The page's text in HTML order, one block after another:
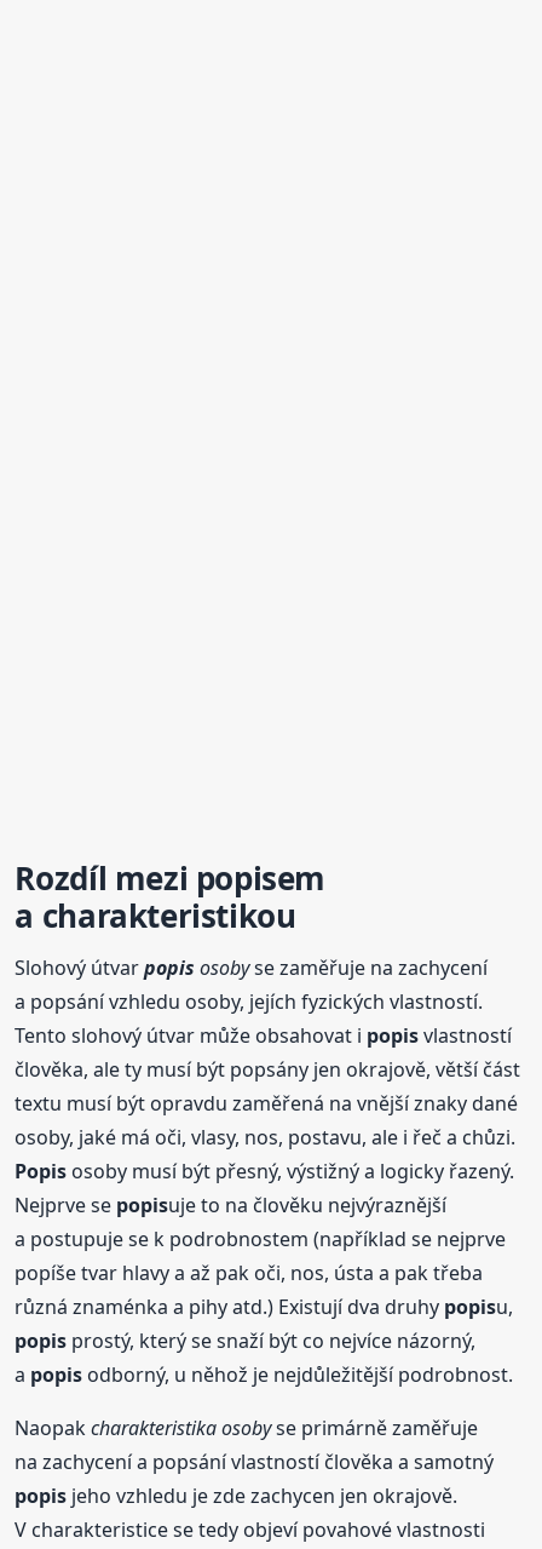
Rozdíl mezi popisem
a charakteristikou
Slohový útvarpopis osobyse zaměřuje na zachycení
a popsání vzhledu osoby, jejích fyzických vlastností.
Tento slohový útvar může obsahovat i popisvlastností
člověka, ale ty musí být popsány jen okrajově, větší část
textu musí být opravdu zaměřená na vnější znaky dané
osoby, jaké má oči, vlasy, nos, postavu, ale i řeč a chůzi.
Popis osoby musí být přesný, výstižný a logicky řazený.
Nejprve se popisuje to na člověku nejvýraznější
a postupuje se k podrobnostem (například se nejprve
popíše tvar hlavy a až pak oči, nos, ústa a pak třeba
různá znaménka a pihy atd.) Existují dva druhy popisu,
popis prostý, který se snaží být co nejvíce názorný,
a popis odborný, u něhož je nejdůležitější podrobnost.
Naopakcharakteristika osobyse primárně zaměřuje
na zachycení a popsání vlastností člověka a samotný
popis jeho vzhledu je zde zachycen jen okrajově.
V charakteristice se tedy objeví povahové vlastnosti